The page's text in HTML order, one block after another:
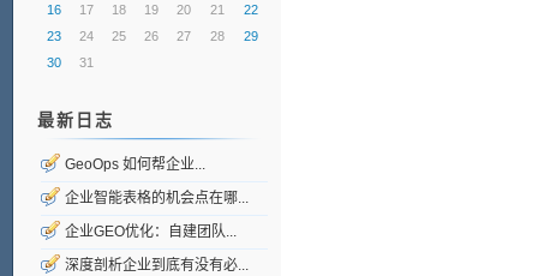
16
17 18 19 20 21
22
23
24 25 26 27 28
29
30
31
最新日志
GeoOps 如何帮企业...
企业智能表格的机会点在哪...
企业GEO优化：自建团队...
深度剖析企业到底有没有必...